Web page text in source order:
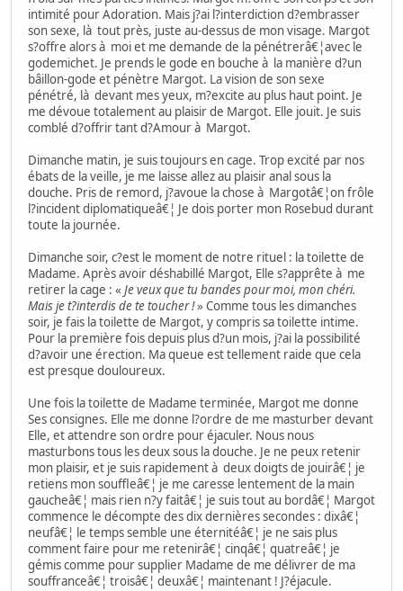
intimité pour Adoration. Mais j?ai l?interdiction d?embrasser
son sexe, là tout près, juste au-dessus de mon visage. Margot
s?offre alors à moi et me demande de la pénétrerâ€¦avec le
godemichet. Je prends le gode en bouche à la manière d?un
bâillon-gode et pénètre Margot. La vision de son sexe
pénétré, là devant mes yeux, m?excite au plus haut point. Je
me dévoue totalement au plaisir de Margot. Elle jouit. Je suis
comblé d?offrir tant d?Amour à Margot.
Dimanche matin, je suis toujours en cage. Trop excité par nos
ébats de la veille, je me laisse allez au plaisir anal sous la
douche. Pris de remord, j?avoue la chose à Margotâ€¦on frôle
l?incident diplomatiqueâ€¦ Je dois porter mon Rosebud durant
toute la journée.
Dimanche soir, c?est le moment de notre rituel : la toilette de
Madame. Après avoir déshabillé Margot, Elle s?apprête à me
retirer la cage : « Je veux que tu bandes pour moi, mon chéri.
Mais je t?interdis de te toucher !» Comme tous les dimanches
soir, je fais la toilette de Margot, y compris sa toilette intime.
Pour la première fois depuis plus d?un mois, j?ai la possibilité
d?avoir une érection. Ma queue est tellement raide que cela
est presque douloureux.
Une fois la toilette de Madame terminée, Margot me donne
Ses consignes. Elle me donne l?ordre de me masturber devant
Elle, et attendre son ordre pour éjaculer. Nous nous
masturbons tous les deux sous la douche. Je ne peux retenir
mon plaisir, et je suis rapidement à deux doigts de jouirâ€¦ je
retiens mon souffleâ€¦ je me caresse lentement de la main
gaucheâ€¦ mais rien n?y faitâ€¦ je suis tout au bordâ€¦ Margot
commence le décompte des dix dernières secondes : dixâ€¦
neufâ€¦ le temps semble une éternitéâ€¦ je ne sais plus
comment faire pour me retenirâ€¦ cinqâ€¦ quatreâ€¦ je
gémis comme pour supplier Madame de me délivrer de ma
souffranceâ€¦ troisâ€¦ deuxâ€¦ maintenant ! J?éjacule.